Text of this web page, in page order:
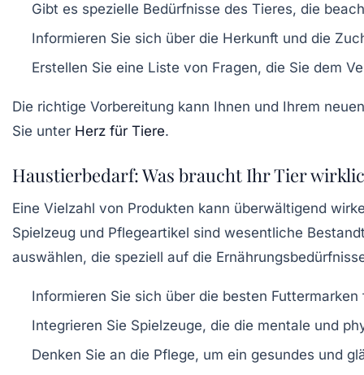
Gibt es spezielle Bedürfnisse des Tieres, die
Informieren Sie sich über die Herkunft und die
Erstellen Sie eine Liste von Fragen, die Sie dem
Die richtige Vorbereitung kann Ihnen und Ihrem
Sie unter Herz für Tiere.
Haustierbedarf: Was braucht Ihr Tier
Eine Vielzahl von Produkten kann überwältigend
Spielzeug und Pflegeartikel sind wesentliche
auswählen, die speziell auf die
Informieren Sie sich über die besten Futtermarken
Integrieren Sie Spielzeuge, die die mentale und
Denken Sie an die Pflege, um ein gesundes und